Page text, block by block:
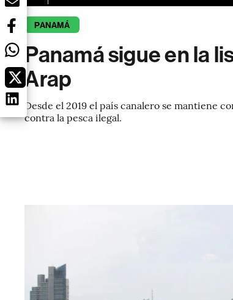
PANAMÁ
Panamá sigue en la
Arap
Desde el 2019 el país canalero se mantiene
contra la pesca ilegal.